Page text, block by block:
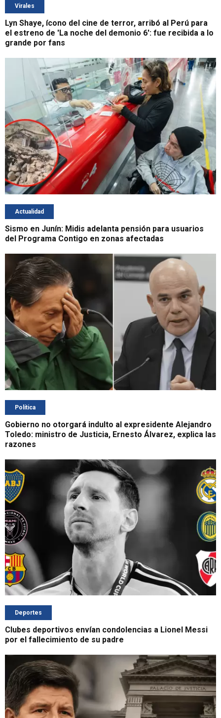
Virales
Lyn Shaye, ícono del cine de terror, arribó al Perú para
el estreno de 'La noche del demonio 6': fue recibida a lo
grande por fans
Actualidad
Sismo en Junín: Midis adelanta pensión para usuarios
del Programa Contigo en zonas afectadas
Política
Gobierno no otorgará indulto al expresidente Alejandro
Toledo: ministro de Justicia, Ernesto Álvarez, explica las
razones
Deportes
Clubes deportivos envían condolencias a Lionel Messi
por el fallecimiento de su padre